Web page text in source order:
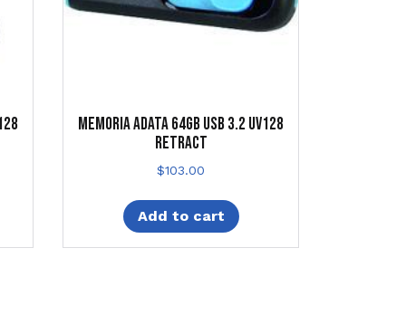
MEMORIA ADATA 64GB USB 3.2 UV128
RETRACT
$103.00
Add to cart